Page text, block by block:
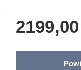
2199,00